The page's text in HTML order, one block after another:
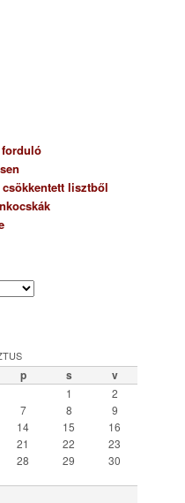
forduló
lisztből
p s v
1
2
7 8
9
14 15
16
21 22
23
28 29
30